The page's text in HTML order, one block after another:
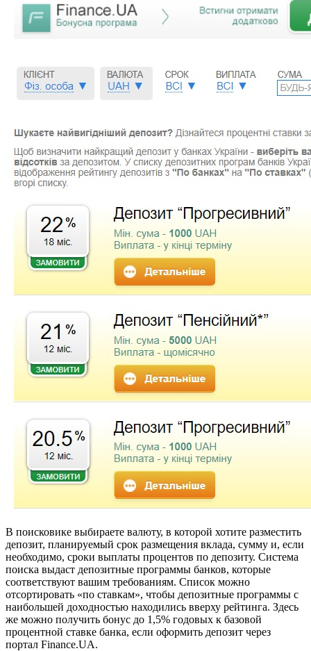
В поисковике выбираете валюту, в которой хотите разместить
депозит, планируемый срок размещения вклада, сумму и, если
необходимо, сроки выплаты процентов по депозиту. Система
поиска выдаст депозитные программы банков, которые
соответствуют вашим требованиям. Список можно
отсортировать «по ставкам», чтобы депозитные программы с
наибольшей доходностью находились вверху рейтинга. Здесь
же можно получить бонус до 1,5% годовых к базовой
процентной ставке банка, если оформить депозит через
портал Finance.UA.